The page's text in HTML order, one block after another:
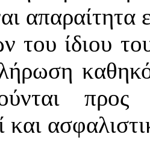
απαραίτητα
του ίδιου
και